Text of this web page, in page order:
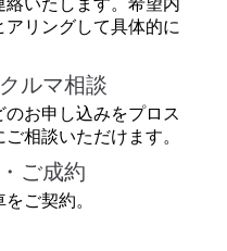
リングして具体的に
ルマ相談
のお申し込みをプロス
相談いただけます。
ご成約
ご契約。